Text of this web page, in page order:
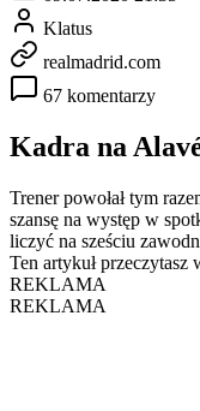
Klatus
realmadrid.com
67 komentarzy
Kadra na
Trener powołał tym
szansę na występ w
liczyć na sześciu
Ten artykuł przeczytasz
REKLAMA
REKLAMA